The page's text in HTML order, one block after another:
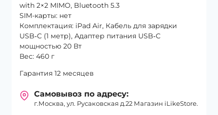
with 2×2 MIMO, Bluetooth 5.3
SIM-карты: нет
Комплектация: iPad Air, Кабель для зарядки
USB‑C (1 метр), Адаптер питания USB‑C
мощностью 20 Вт
Вес: 460 г
Гарантия 12 месяцев
Самовывоз по адресу:
г.Москва, ул. Русаковская д.22 Магазин iLikeStore.